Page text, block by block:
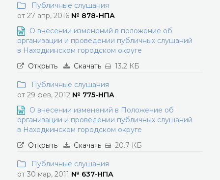
Публичные слушания
от 27 апр, 2016 № 878-НПА
О внесении изменений в положение об
организации и проведении публичных слушаний
в Находкинском городском округе
Открыть
Скачать 13.2 КБ
Публичные слушания
от 29 фев, 2012 № 775-НПА
О внесении изменений в Положение об
организации и проведении публичных слушаний
в Находкинском городском округе
Открыть
Скачать 20.7 КБ
Публичные слушания
от 30 мар, 2011 № 637-НПА